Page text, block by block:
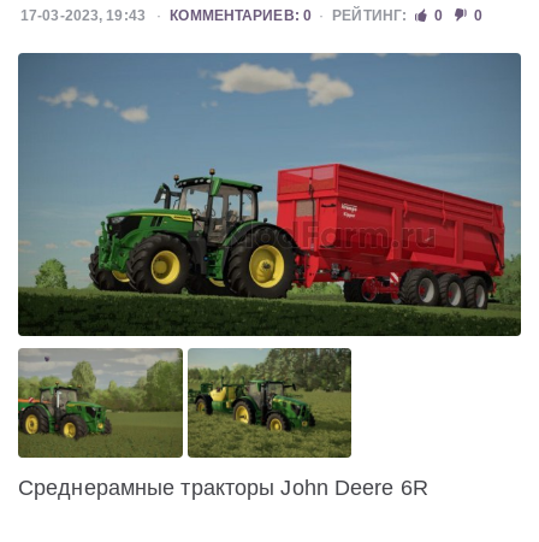
17-03-2023, 19:43 КОММЕНТАРИЕВ: 0 РЕЙТИНГ: 0 0
Среднерамные тракторы John Deere 6R